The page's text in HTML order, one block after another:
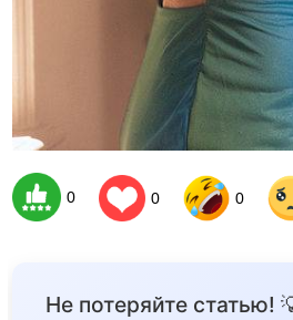
0 0 0
Не потеряйте статью!